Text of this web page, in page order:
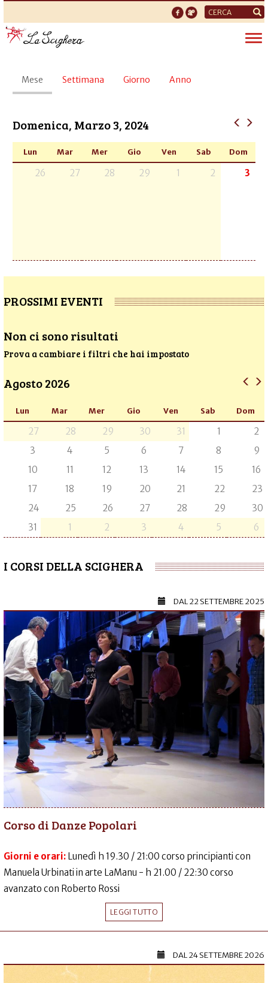
Form
di
ricerca
Schede
primarie
Mese (scheda
attiva)
Settimana Giorno Anno
Domenica, Marzo 3, 2024
Lun Mar Mer Gio Ven Sab Dom
26 27 28 29 1 2 3
PROSSIMI EVENTI
Non ci sono risultati
Prova a cambiare i filtri che hai impostato
Agosto 2026
Lun Mar Mer Gio Ven Sab Dom
27 28 29 30 31 1
2
3
4 5 6 7 8
9
10
11 12 13 14 15
16
17
18 19 20 21 22
23
24
25 26 27 28 29
30
31
1 2 3 4 5 6
I CORSI DELLA SCIGHERA
DAL22 SETTEMBRE 2025
Corso di Danze Popolari
Giorni e orari: Lunedì h 19.30 / 21:00 corso principianti con
Manuela Urbinati in arte LaManu - h 21.00 / 22:30 corso
avanzato con Roberto Rossi
LEGGI TUTTO
DAL24 SETTEMBRE 2026